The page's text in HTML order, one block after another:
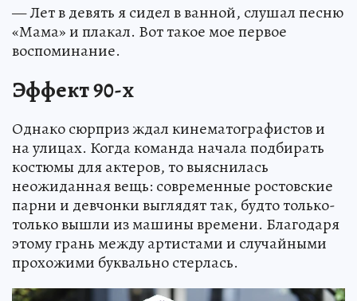
— Лет в девять я сидел в ванной, слушал песню
«Мама» и плакал. Вот такое мое первое
воспоминание.
Эффект 90-х
Однако сюрприз ждал кинематографистов и
на улицах. Когда команда начала подбирать
костюмы для актеров, то выяснилась
неожиданная вещь: современные ростовские
парни и девчонки выглядят так, будто только-
только вышли из машины времени. Благодаря
этому грань между артистами и случайными
прохожими буквально стерлась.